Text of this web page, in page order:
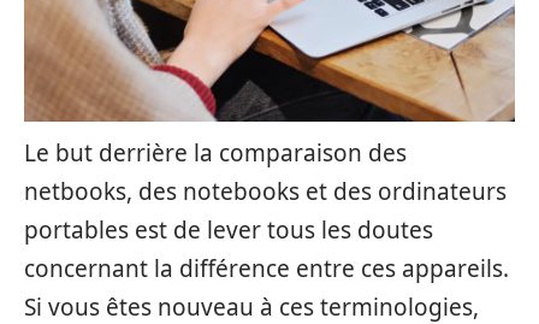
Le but derrière la comparaison des
netbooks, des notebooks et des ordinateurs
portables est de lever tous les doutes
concernant la différence entre ces appareils.
Si vous êtes nouveau à ces terminologies,